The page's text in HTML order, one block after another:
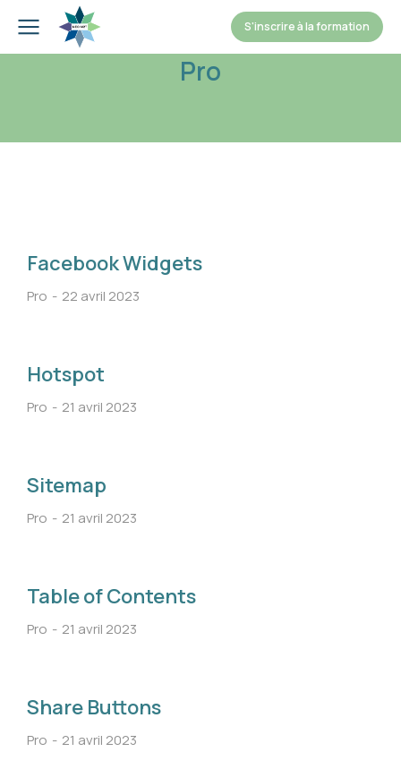
S'inscrire à la formation
Pro
Facebook Widgets
Pro 22 avril 2023
Hotspot
Pro 21 avril 2023
Sitemap
Pro 21 avril 2023
Table of Contents
Pro 21 avril 2023
Share Buttons
Pro 21 avril 2023